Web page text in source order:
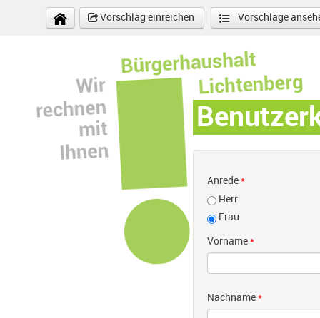
Direkt zum Inhalt
Vorschlag einreichen
Vorschläge
Anrede *
Herr
Frau
Vorname *
Nachname *